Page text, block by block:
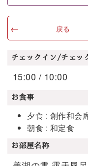
戻る
チェックイン/チェッ
15:00 / 10:00
お食事
夕食 : 創作和会
朝食 : 和定食
お部屋名称